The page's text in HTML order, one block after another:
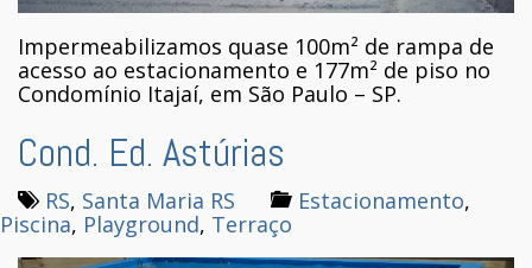
Impermeabilizamos quase 100m² de rampa de
acesso ao estacionamento e 177m² de piso no
Condomínio Itajaí, em São Paulo – SP.
Cond. Ed. Astúrias
RS, Santa Maria RS Estacionamento,
Piscina, Playground, Terraço